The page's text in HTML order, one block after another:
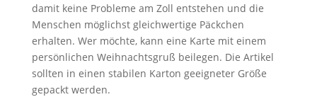
damit keine Probleme am Zoll entstehen und die
Menschen möglichst gleichwertige Päckchen
erhalten. Wer möchte, kann eine Karte mit einem
persönlichen Weihnachtsgruß beilegen. Die Artikel
sollten in einen stabilen Karton geeigneter Größe
gepackt werden.